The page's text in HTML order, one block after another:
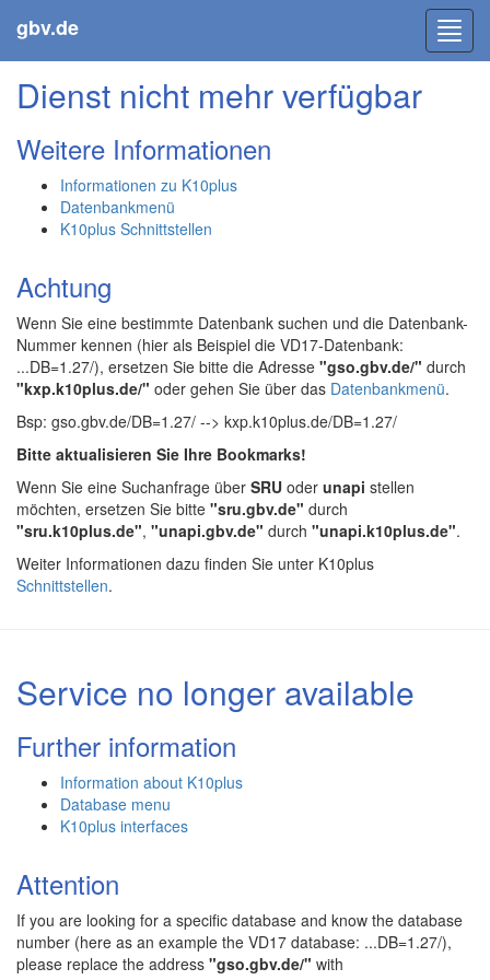
gbv.de
Dienst nicht mehr verfügbar
Weitere Informationen
Informationen zu K10plus
Datenbankmenü
K10plus Schnittstellen
Achtung
Wenn Sie eine bestimmte Datenbank suchen und die Datenbank-
Nummer kennen (hier als Beispiel die VD17-Datenbank:
...DB=1.27/), ersetzen Sie bitte die Adresse "gso.gbv.de/" durch
"kxp.k10plus.de/" oder gehen Sie über das Datenbankmenü.
Bsp: gso.gbv.de/DB=1.27/ --> kxp.k10plus.de/DB=1.27/
Bitte aktualisieren Sie Ihre Bookmarks!
Wenn Sie eine Suchanfrage über SRU oder unapi stellen
möchten, ersetzen Sie bitte "sru.gbv.de" durch
"sru.k10plus.de", "unapi.gbv.de" durch "unapi.k10plus.de".
Weiter Informationen dazu finden Sie unter K10plus
Schnittstellen.
Service no longer available
Further information
Information about K10plus
Database menu
K10plus interfaces
Attention
If you are looking for a specific database and know the database
number (here as an example the VD17 database: ...DB=1.27/),
please replace the address "gso.gbv.de/" with